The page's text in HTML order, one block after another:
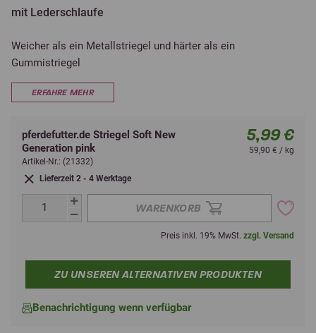
mit Lederschlaufe
Weicher als ein Metallstriegel und härter als ein
Gummistriegel
ERFAHRE MEHR
pferdefutter.de Striegel Soft New
Generation pink
Artikel-Nr.: (21332)
Lieferzeit 2 - 4 Werktage
5,99 €
59,90 € / kg
WARENKORB
Preis inkl. 19% MwSt. zzgl. Versand
ZU UNSEREN ALTERNATIVEN PRODUKTEN
Benachrichtigung wenn verfügbar